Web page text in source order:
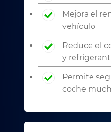
Mejora el
vehículo
Reduce el
y
Permite
coche